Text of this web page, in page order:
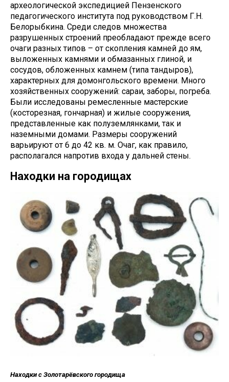
археологической экспедицией Пензенского
педагогического института под руководством Г.Н.
Белорыбкина. Среди следов множества
разрушенных строений преобладают прежде всего
очаги разных типов – от скопления камней до ям,
выложенных камнями и обмазанных глиной, и
сосудов, обложенных камнем (типа тандыров),
характерных для домонгольского времени. Много
хозяйственных сооружений: сараи, заборы, погреба.
Были исследованы ремесленные мастерские
(косторезная, гончарная) и жилые сооружения,
представленные как полуземлянками, так и
наземными домами. Размеры сооружений
варьируют от 6 до 42 кв. м. Очаг, как правило,
располагался напротив входа у дальней стены.
Находки на городищах
Находки с Золотарёвского городища